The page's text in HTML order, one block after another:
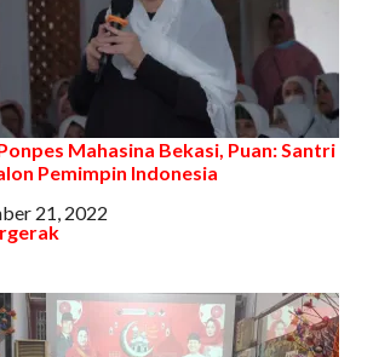
Mahasina Bekasi, Puan: Santri
Pemimpin Indonesia
21, 2022
dengan